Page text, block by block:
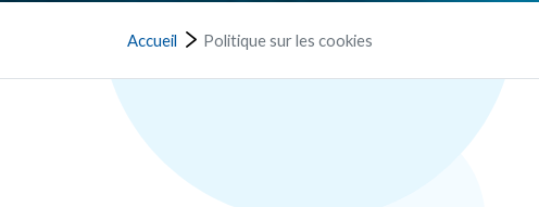
Accueil Politique sur les cookies